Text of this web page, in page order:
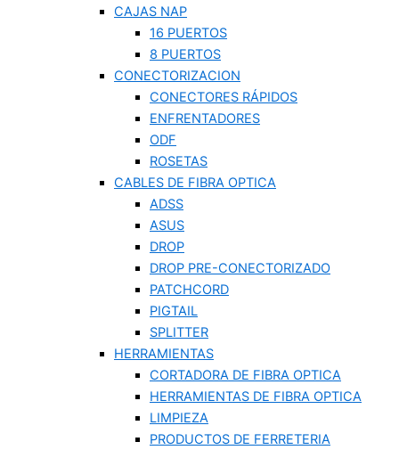
CAJAS NAP
16 PUERTOS
8 PUERTOS
CONECTORIZACION
CONECTORES RÁPIDOS
ENFRENTADORES
ODF
ROSETAS
CABLES DE FIBRA OPTICA
ADSS
ASUS
DROP
DROP PRE-CONECTORIZADO
PATCHCORD
PIGTAIL
SPLITTER
HERRAMIENTAS
CORTADORA DE FIBRA OPTICA
HERRAMIENTAS DE FIBRA OPTICA
LIMPIEZA
PRODUCTOS DE FERRETERIA